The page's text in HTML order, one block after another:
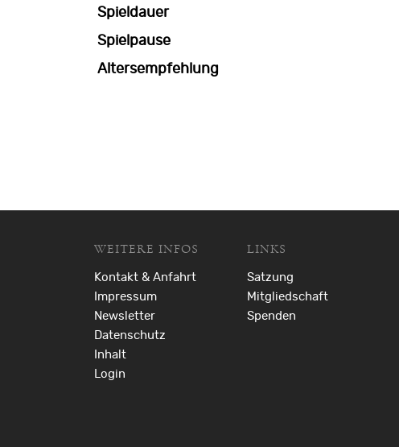
Spieldauer
Spielpause
Altersempfehlung
WEITERE INFOS
Kontakt & Anfahrt
Impressum
Newsletter
Datenschutz
Inhalt
Login
LINKS
Satzung
Mitgliedschaft
Spenden